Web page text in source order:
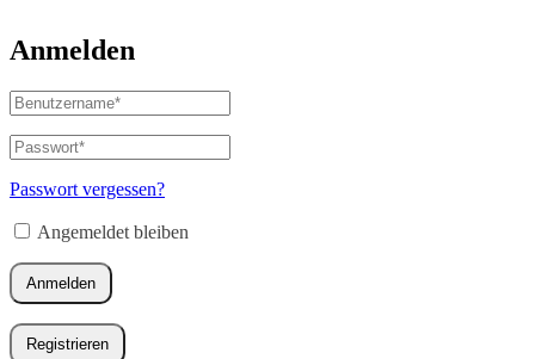
Anmelden
Benutzername
oder
E-
Mail-
Adresse*
Passwort*
Erforderlich
Passwort vergessen?
Angemeldet bleiben
Anmelden
Registrieren